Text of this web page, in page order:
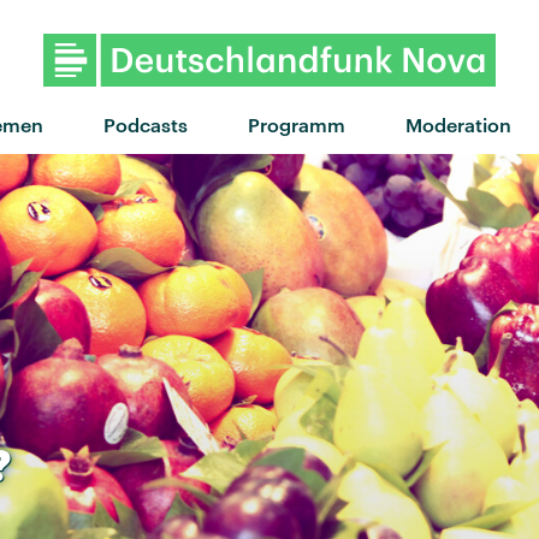
Podcasts Programm Moderation
"Winona Forever"